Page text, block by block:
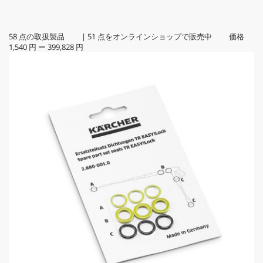
58 点の取扱製品 | 51 点をオンラインショップで販売中 価格
1,540 円 ー 399,828 円